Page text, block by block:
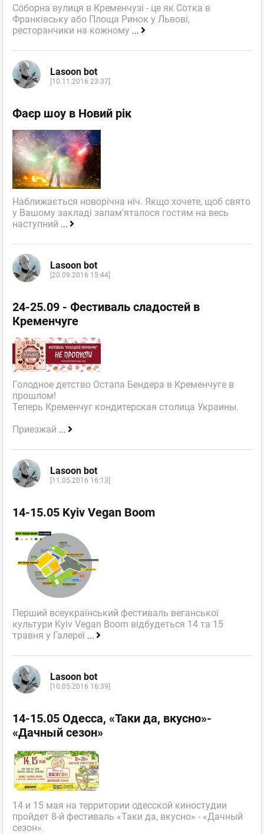
Соборна вулиця в Кременчузі - це як Сотка в
Франківську або Площа Ринок у Львові,
ресторанчики на кожному ...
Lasoon bot
[10.11.2016 23:37]
Фаєр шоу в Новий рік
Наближається новорічна ніч. Якщо хочете, щоб свято
у Вашому закладі запам'яталося гостям на весь
наступний ...
Lasoon bot
[20.09.2016 15:44]
24-25.09 - Фестиваль сладостей в
Кременчуге
Голодное детство Остапа Бендера в Кременчуге в
прошлом!
Теперь Кременчуг кондитерская столица Украины.
Приезжай ...
Lasoon bot
[11.05.2016 16:13]
14-15.05 Kyiv Vegan Boom
Перший всеукраїнський фестиваль веганської
культури Kyiv Vegan Boom відбудеться 14 та 15
травня у Галереї ...
Lasoon bot
[10.05.2016 16:39]
14-15.05 Одесса, «Таки да, вкусно»-
«Дачный сезон»
14 и 15 мая на территории одесской киностудии
пройдет 8-й фестиваль «Таки да, вкусно» - «Дачный
сезон».